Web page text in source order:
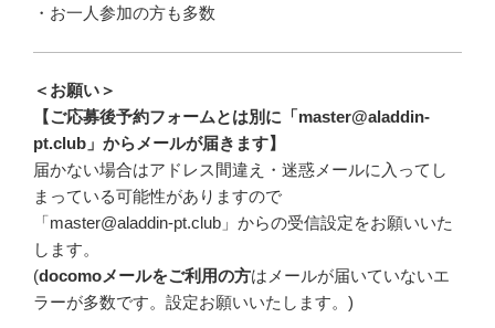
・お一人参加の方も多数
＜お願い＞
【ご応募後予約フォームとは別に「master@aladdin-
pt.club」からメールが届きます】
届かない場合はアドレス間違え・迷惑メールに入ってし
まっている可能性がありますので
「master@aladdin-pt.club」からの受信設定をお願いいた
します。
(docomoメールをご利用の方はメールが届いていないエ
ラーが多数です。設定お願いいたします。)